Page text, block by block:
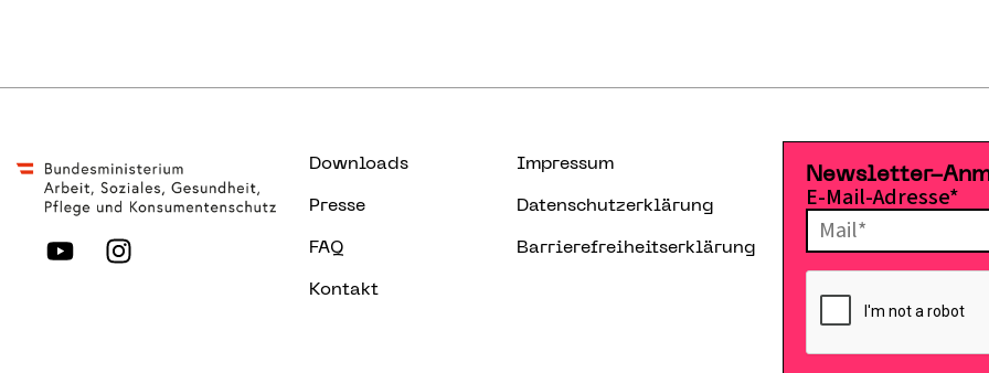
Downloads
Presse
FAQ
Kontakt
Impressum
Datenschutzerklärung
Barrierefreiheitserklärung
Newsletter-
E-Mail-Adresse*